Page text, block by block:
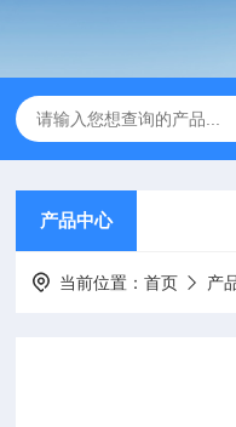
产品中心
当前位置：首页 产